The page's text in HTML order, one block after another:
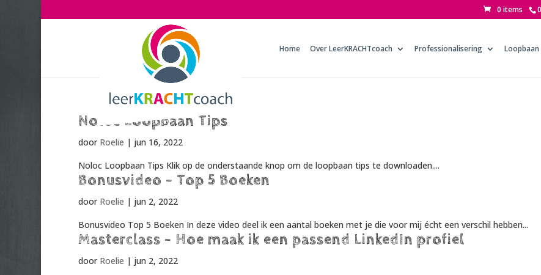
0 items
Home Over LeerKRACHTcoach Professionalisering Loopbaan
Noloc Loopbaan Tips
door Roelie | jun 16, 2022
Noloc Loopbaan Tips Klik op de onderstaande knop om de loopbaan tips te downloaden....
Bonusvideo – Top 5 Boeken
door Roelie | jun 2, 2022
Bonusvideo Top 5 Boeken In deze video deel ik een aantal boeken met je die voor mij écht een verschil hebben...
Masterclass – Hoe maak ik een passend LinkedIn profiel
door Roelie | jun 2, 2022